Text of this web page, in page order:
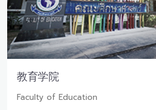
教育学院
Faculty of Education